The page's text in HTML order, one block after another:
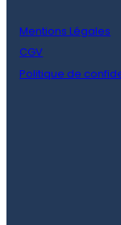
Mentions Légales
CGV
Politique de